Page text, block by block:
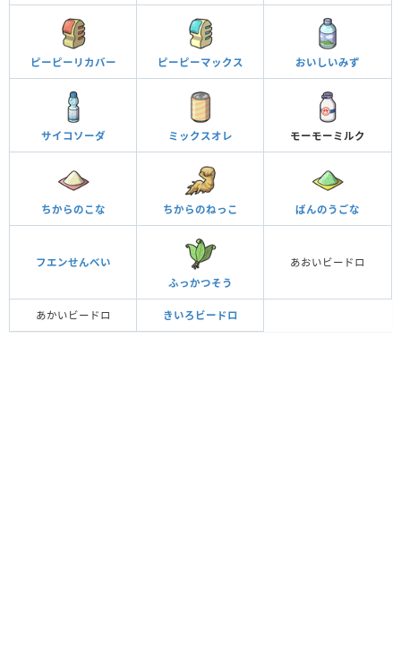
ピーピーリカバー ピーピーマックス おいしいみず
サイコソーダ ミックスオレ モーモーミルク
ちからのこな ちからのねっこ ばんのうごな
フエンせんべい
ふっかつそう
あおいビードロ
あかいビードロ きいろビードロ